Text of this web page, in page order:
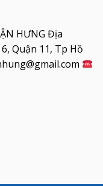
HƯNG Địa
Quận 11, Tp Hồ